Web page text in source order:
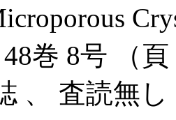
巻 8号 （
、 査読無